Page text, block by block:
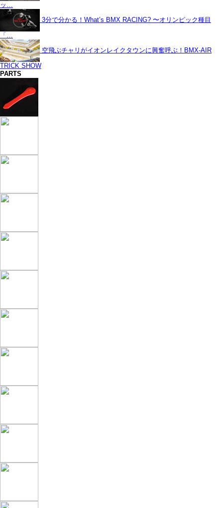
ッ…
3分で分かる！What’s BMX RACING? 〜オリンピック種目
「…
空飛ぶチャリがイオンレイクタウンに興奮呼ぶ！BMX-AIR
TRICK SHOW
PARTS